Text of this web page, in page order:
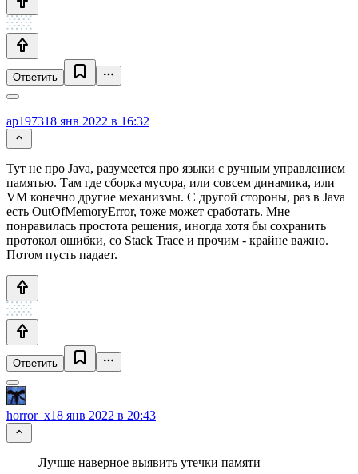
Ответить
ap197318 янв 2022 в 16:32
Тут не про Java, разумеется про языки с ручным управлением
памятью. Там где сборка мусора, или совсем динамика, или
VM конечно другие механизмы. С другой стороны, раз в Java
есть OutOfMemoryError, тоже может сработать. Мне
понравилась простота решения, иногда хотя бы сохранить
протокол ошибки, со Stack Trace и прочим - крайне важно.
Потом пусть падает.
Ответить
horror_x18 янв 2022 в 20:43
Лучше наверное выявить утечки памяти